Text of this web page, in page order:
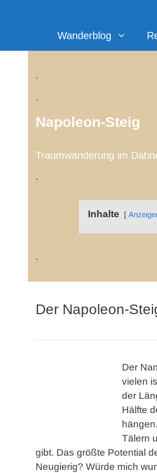
Wanderblog
.
.
Napoleon-Steig
Traumwanderung im
.
Inhalte
.
Der Napoleon-
Der
vielen
der
Hälfte
Tälern
gibt. Das größte Potential
Neugierig? Würde mich